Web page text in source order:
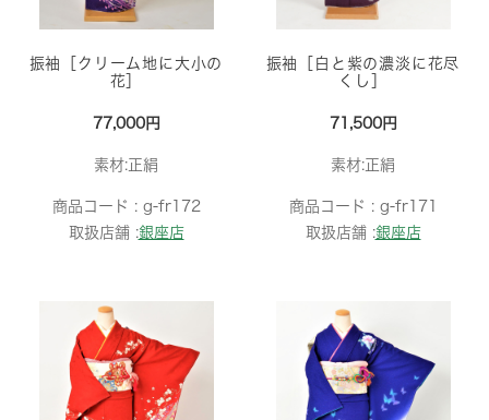
振袖［クリーム地に大小の
花］
77,000円
素材:正絹
商品コード : g-fr172
取扱店舗 :銀座店
振袖［白と紫の濃淡に花尽
くし］
71,500円
素材:正絹
商品コード : g-fr171
取扱店舗 :銀座店